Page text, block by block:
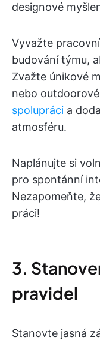
designové
Vyvažte
budování týmu,
Zvažte únikové
nebo
spolupráci a
atmosféru.
Naplánujte si
pro spontánní
Nezapomeňte,
práci!
3.
pravidel
Stanovte jasná